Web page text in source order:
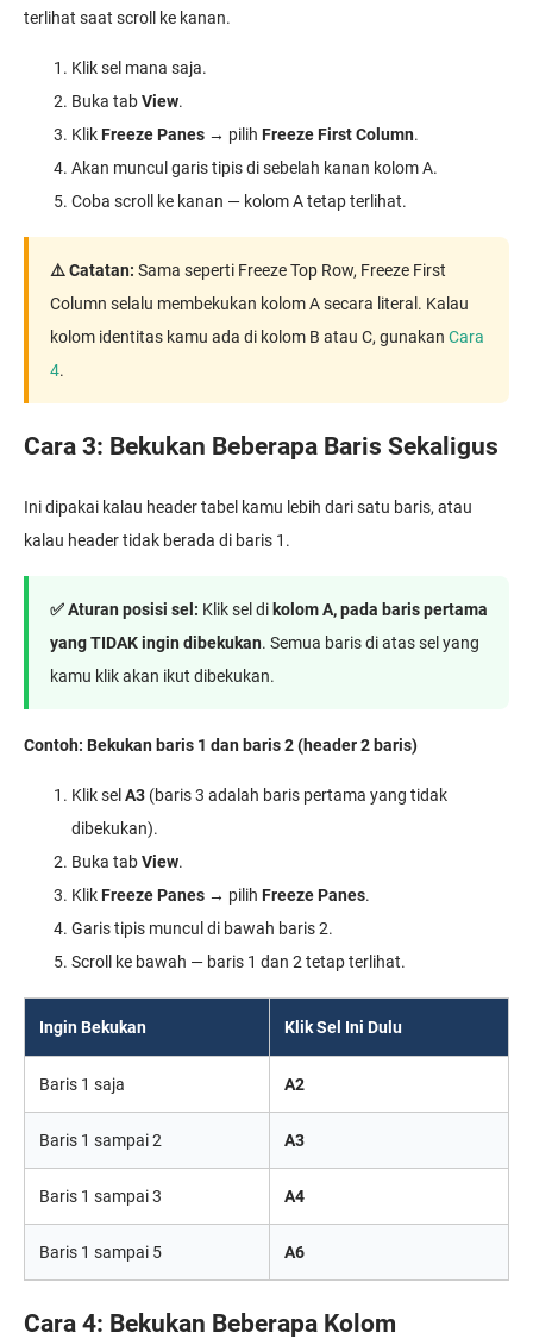
terlihat saat scroll ke kanan.
Klik sel mana saja.
Buka tabView.
KlikFreeze Panes → pilih Freeze First Column.
Akan muncul garis tipis di sebelah kanan kolom A.
Coba scroll ke kanan — kolom A tetap terlihat.
⚠️ Catatan: Sama seperti Freeze Top Row, Freeze First
Column selalu membekukan kolom A secara literal. Kalau
kolom identitas kamu ada di kolom B atau C, gunakan Cara
4.
Cara 3: Bekukan Beberapa Baris Sekaligus
Ini dipakai kalau header tabel kamu lebih dari satu baris, atau
kalau header tidak berada di baris 1.
✅ Aturan posisi sel: Klik sel di kolom A, pada baris pertama
yang TIDAK ingin dibekukan. Semua baris di atas sel yang
kamu klik akan ikut dibekukan.
Contoh: Bekukan baris 1 dan baris 2 (header 2 baris)
Klik sel A3 (baris 3 adalah baris pertama yang tidak
dibekukan).
Buka tabView.
KlikFreeze Panes → pilih Freeze Panes.
Garis tipis muncul di bawah baris 2.
Scroll ke bawah — baris 1 dan 2 tetap terlihat.
Ingin Bekukan Klik Sel Ini Dulu
Baris 1 saja A2
Baris 1 sampai 2 A3
Baris 1 sampai 3 A4
Baris 1 sampai 5 A6
Cara 4: Bekukan Beberapa Kolom